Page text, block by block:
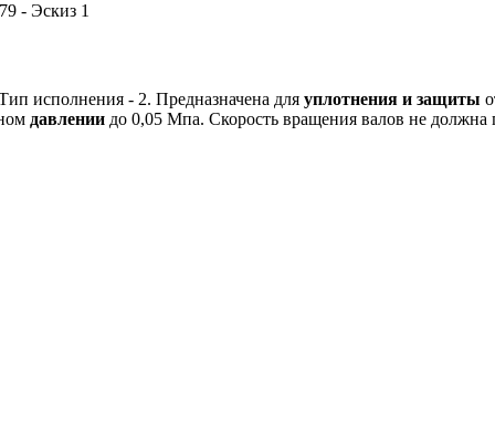
исполнения - 2. Предназначена для уплотнения и защиты
давлении до 0,05 Мпа. Скорость вращения валов не